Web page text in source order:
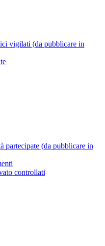
vigilati (da pubblicare in
partecipate (da pubblicare in
controllati